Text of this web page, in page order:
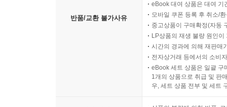
반품/교환 불가사유
eBook 대여 상품은 대여 기
모바일 쿠폰 등록 후 취소/
중고상품이 구매확정(자동
LP상품의 재생 불량 원인
시간의 경과에 의해 재판매
전자상거래 등에서의 소비
eBook 세트 상품은 일괄 구
1개의 상품으로 취급 및 판
우, 세트 상품 전부 및 세트